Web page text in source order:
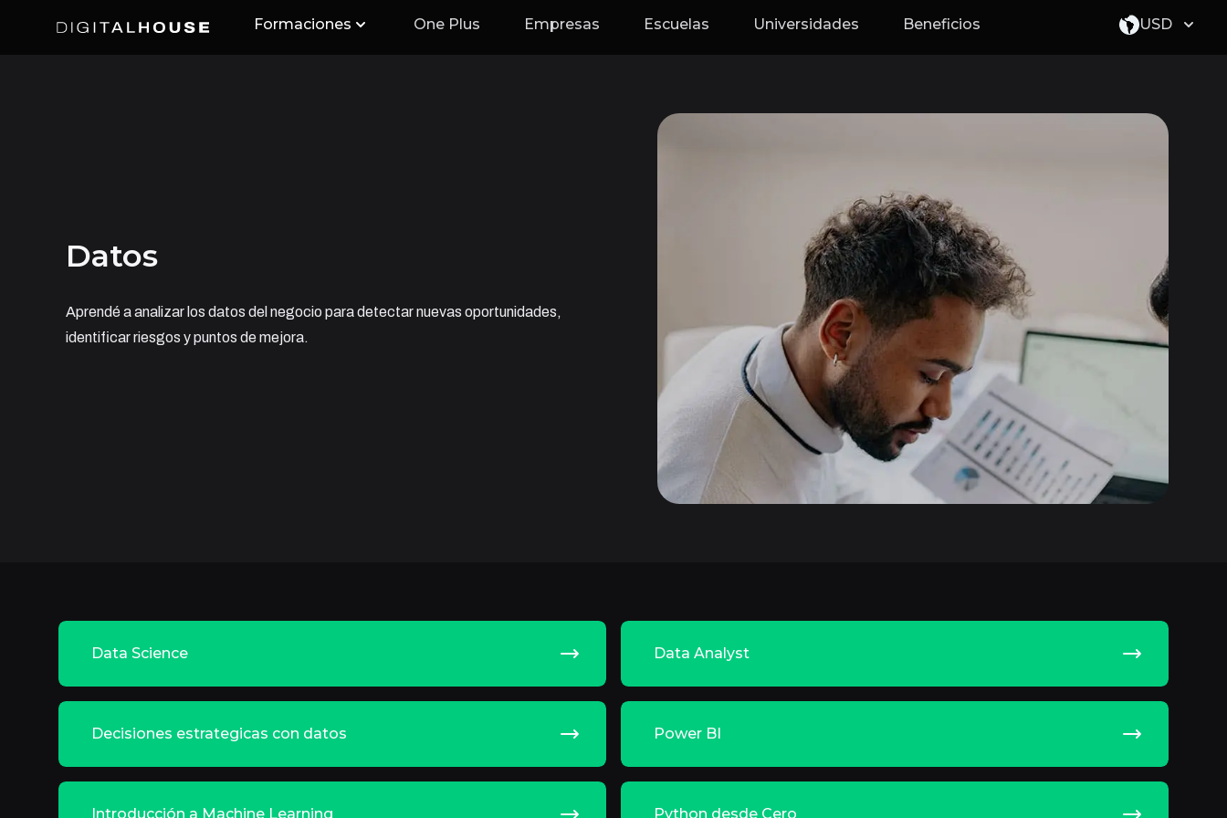
Digital House Formaciones One Plus Empresas Escuelas Universidades Beneficios USD
Datos
Aprendé a analizar los datos del negocio para detectar nuevas oportunidades,
identificar riesgos y puntos de mejora.
Data Science Data Analyst
Decisiones estrategicas con datos Power BI
Introducción a Machine Learning Python desde Cero